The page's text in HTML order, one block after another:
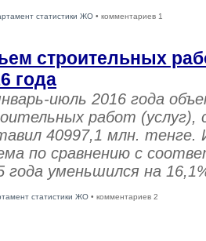
статистики ЖО • комментариев 1
строительных
года
июль 2016 года
работ (услуг),
40997,1 млн. тенге.
по сравнению с
года уменьшился на
статистики ЖО • комментариев 2